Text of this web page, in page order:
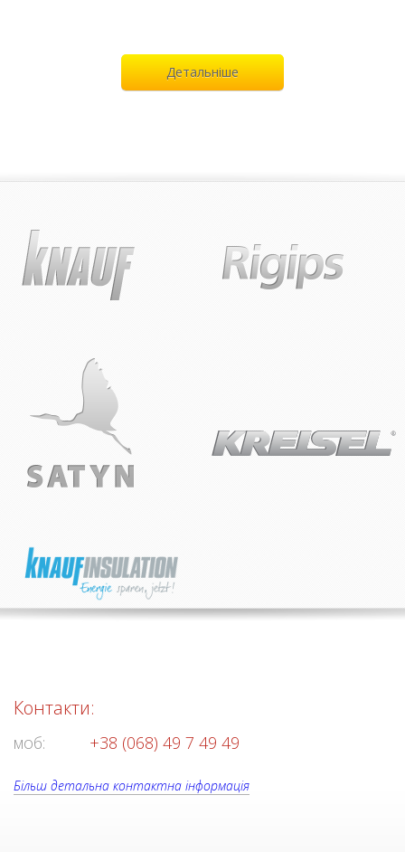
Детальніше
Контакти:
моб: +38 (068) 49 7 49 49
Більш детальна контактна інформація